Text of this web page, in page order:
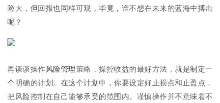
险大，但回报也同样可观，毕竟，谁不想在未来的蓝海中搏击
呢？
再谈谈操作风险管理策略，操控收益的最好方法，就是制定一
个明确的计划。在这个计划中，你要设定好止损点和止盈点，
把风险控制在自己能够承受的范围内。谨慎操作并不意味着不